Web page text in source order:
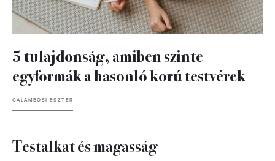
5 tulajdonság, amiben szinte
egyformák a hasonló korú testvérek
GALAMBOSI ESZTER
Testalkat és magasság